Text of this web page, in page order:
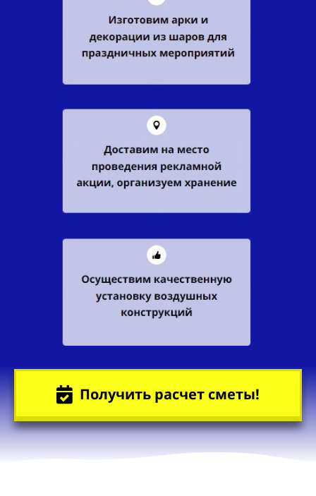
Получить расчет сметы!